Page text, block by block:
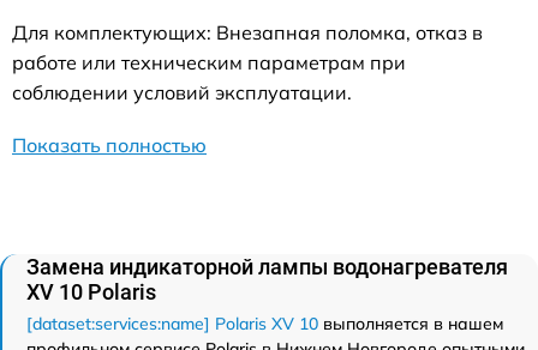
Для комплектующих: Внезапная поломка, отказ в
работе или техническим параметрам при
соблюдении условий эксплуатации.
Показать полностью
Замена индикаторной лампы водонагревателя
XV 10 Polaris
[dataset:services:name] Polaris XV 10 выполняется в нашем